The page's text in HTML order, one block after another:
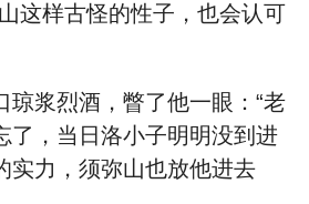
这样古怪的性子，也会认可
琼浆烈酒，瞥了他一眼：“老
了，当日洛小子明明没到进
实力，须弥山也放他进去